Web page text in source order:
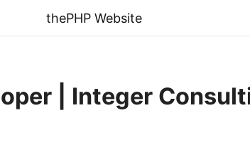
thePHP Website
| Integer